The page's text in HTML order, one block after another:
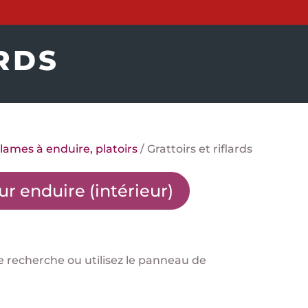
à enduire, platoirs/ Grattoirs et riflards
enduire (intérieur)
ou utilisez le panneau de